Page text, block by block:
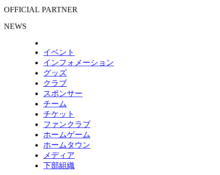
OFFICIAL PARTNER
NEWS
イベント
インフォメーション
グッズ
クラブ
スポンサー
チーム
チケット
ファンクラブ
ホームゲーム
ホームタウン
メディア
下部組織